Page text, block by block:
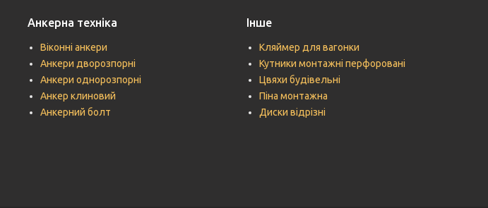
Анкерна техніка
Віконні анкери
Анкери дворозпорні
Анкери однорозпорні
Анкер клиновий
Анкерний болт
Інше
Кляймер для вагонки
Кутники монтажні перфоровані
Цвяхи будівельні
Піна монтажна
Диски відрізні